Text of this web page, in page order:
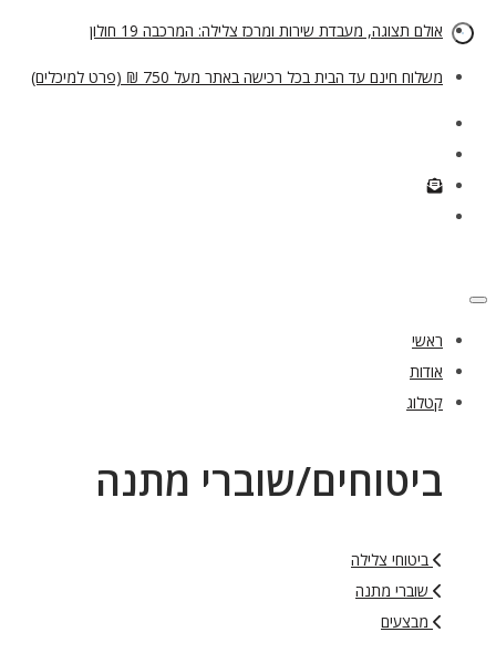
אולם תצוגה, מעבדת שירות ומרכז צלילה: המרכבה 19 חולון
משלוח חינם עד הבית בכל רכישה באתר מעל 750 ₪ (פרט למיכלים)
ראשי
אודות
קטלוג
ביטוחים/שוברי מתנה
ביטוחי צלילה
שוברי מתנה
מבצעים